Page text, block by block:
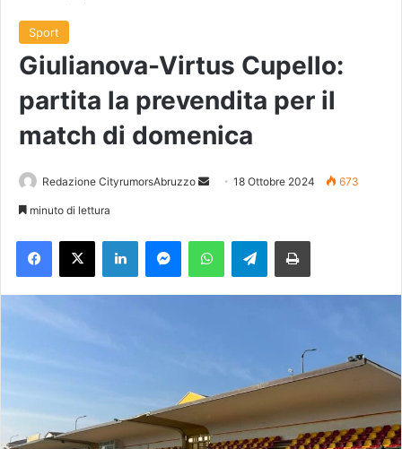
Sport
Giulianova-Virtus Cupello:
partita la prevendita per il
match di domenica
Redazione CityrumorsAbruzzo
a
a
i
l
18 Ottobre 2024 673
minuto di lettura
Telegram